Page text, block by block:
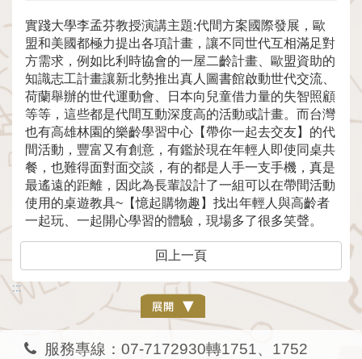
實踐大學李孟芬教授演講主題:代間方案國際發展，歐
盟和美國都極力提出各項計畫，讓不同世代互相滿足對
方需求，例如比利時協會的一屋二齡計畫、歐盟資助的
知識志工計畫讓新北勢推出真人圖書館啟動世代交流、
荷蘭舉辦的世代運動會、日本向兒童借力量的失智照顧
等等，這些都是代間互動深度高的活動或計畫。而台灣
也有高雄林園的樂齡學習中心【帶你一起去交友】的代
間活動，豐富又有創意，有鑑於現在年輕人即使同桌共
餐，也難得面對面交談，有的都是人手一支手機，真是
最遙遠的距離，因此為長輩設計了一組可以在帶間活動
使用的桌遊教具~【憶起購物趣】找出年輕人與高齡者
一起玩、一起開心學習的體驗，現場多了很多笑聲。
回上一頁
:::
服務專線：07-7172930轉1751、1752